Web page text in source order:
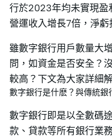
行於2023年均未實現盈
營運收入增長7倍，淨虧
雖數字銀行用戶數量大
問，如資金是否安全？
較高？下文為大家詳細
數字銀行是什麽？與傳統銀
數字銀行即是以全數碼
款、貸款等所有銀行業